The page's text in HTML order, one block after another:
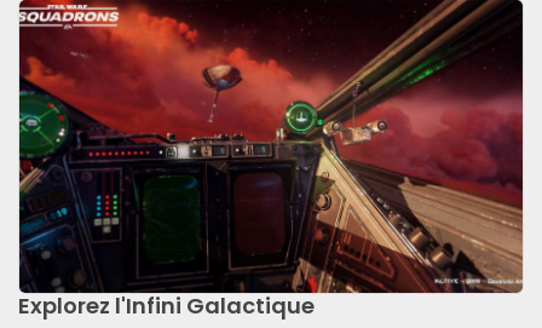
Explorez l'Infini Galactique